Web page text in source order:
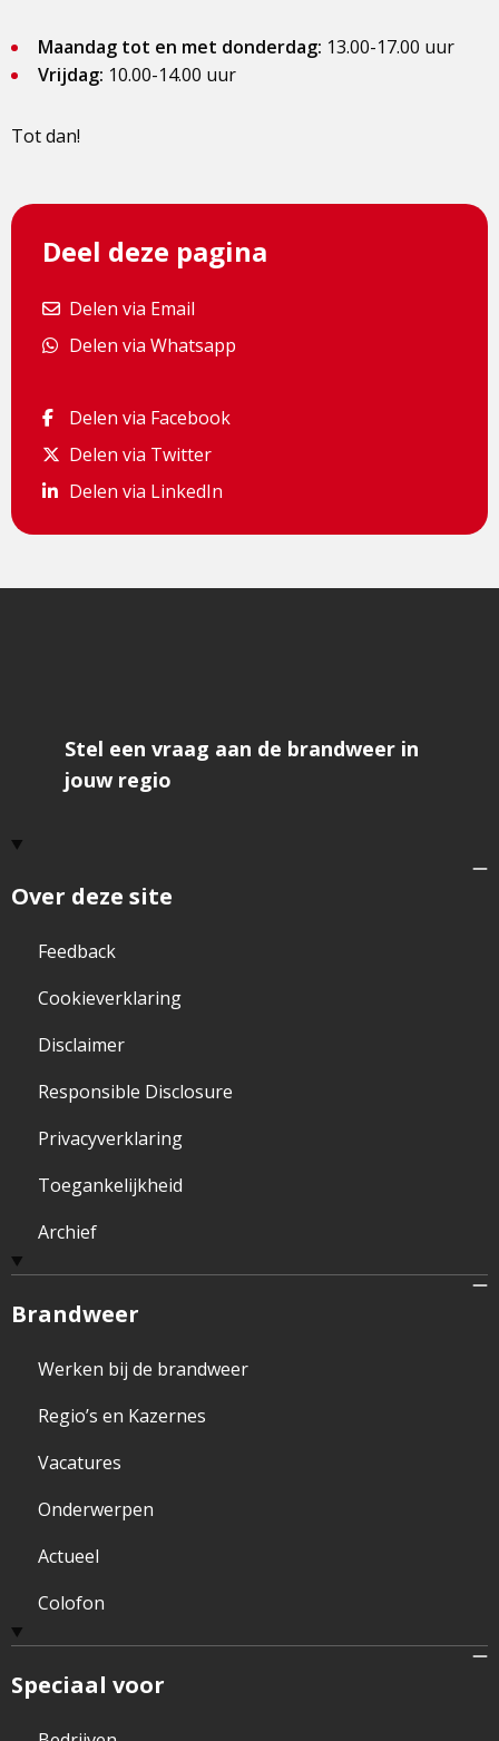
Maandag tot en met donderdag: 13.00-17.00 uur
Vrijdag: 10.00-14.00 uur
Tot dan!
Deel deze pagina
Delen via Email
Delen via Email
Delen via Whatsapp
Delen via Whatsapp
Delen via Facebook
Delen via Facebook
Delen via Twitter
Delen via Twitter
Delen via LinkedIn
Delen via LinkedIn
Over deze site
Feedback
Cookieverklaring
Disclaimer
Responsible Disclosure
Privacyverklaring
Toegankelijkheid
Archief
Brandweer
Werken bij de brandweer
Regio’s en Kazernes
Vacatures
Onderwerpen
Actueel
Colofon
Speciaal voor
Stel een vraag aan de brandweer in
jouw regio